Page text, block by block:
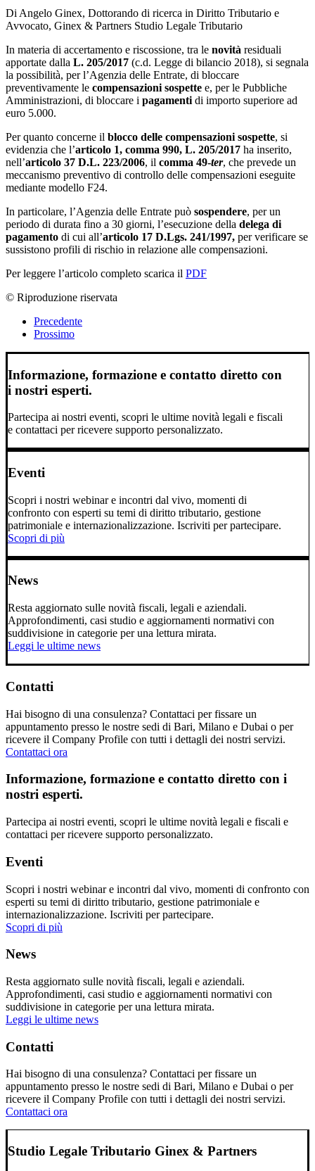
Di Angelo Ginex, Dottorando di ricerca in Diritto Tributario e
Avvocato, Ginex & Partners Studio Legale Tributario
In materia di accertamento e riscossione, tra le novità residuali
apportate dalla L. 205/2017 (c.d. Legge di bilancio 2018), si segnala
la possibilità, per l’Agenzia delle Entrate, di bloccare
preventivamente le compensazioni sospette e, per le Pubbliche
Amministrazioni, di bloccare i pagamenti di importo superiore ad
euro 5.000.
Per quanto concerne il blocco delle compensazioni sospette, si
evidenzia che l’articolo 1, comma 990, L. 205/2017 ha inserito,
nell’articolo 37 D.L. 223/2006, il comma 49-ter, che prevede un
meccanismo preventivo di controllo delle compensazioni eseguite
mediante modello F24.
In particolare, l’Agenzia delle Entrate può sospendere, per un
periodo di durata fino a 30 giorni, l’esecuzione della delega di
pagamento di cui all’articolo 17 D.Lgs. 241/1997, per verificare se
sussistono profili di rischio in relazione alle compensazioni.
Per leggere l’articolo completo scarica il PDF
© Riproduzione riservata
Precedente
Prossimo
Informazione, formazione e contatto diretto con
i nostri esperti.
Partecipa ai nostri eventi, scopri le ultime novità legali e fiscali
e contattaci per ricevere supporto personalizzato.
Eventi
Scopri i nostri webinar e incontri dal vivo, momenti di
confronto con esperti su temi di diritto tributario, gestione
patrimoniale e internazionalizzazione. Iscriviti per partecipare.
Scopri di più
News
Resta aggiornato sulle novità fiscali, legali e aziendali.
Approfondimenti, casi studio e aggiornamenti normativi con
suddivisione in categorie per una lettura mirata.
Leggi le ultime news
Contatti
Hai bisogno di una consulenza? Contattaci per fissare un
appuntamento presso le nostre sedi di Bari, Milano e Dubai o per
ricevere il Company Profile con tutti i dettagli dei nostri servizi.
Contattaci ora
Informazione, formazione e contatto diretto con i
nostri esperti.
Partecipa ai nostri eventi, scopri le ultime novità legali e fiscali e
contattaci per ricevere supporto personalizzato.
Eventi
Scopri i nostri webinar e incontri dal vivo, momenti di confronto con
esperti su temi di diritto tributario, gestione patrimoniale e
internazionalizzazione. Iscriviti per partecipare.
Scopri di più
News
Resta aggiornato sulle novità fiscali, legali e aziendali.
Approfondimenti, casi studio e aggiornamenti normativi con
suddivisione in categorie per una lettura mirata.
Leggi le ultime news
Contatti
Hai bisogno di una consulenza? Contattaci per fissare un
appuntamento presso le nostre sedi di Bari, Milano e Dubai o per
ricevere il Company Profile con tutti i dettagli dei nostri servizi.
Contattaci ora
Studio Legale Tributario Ginex & Partners